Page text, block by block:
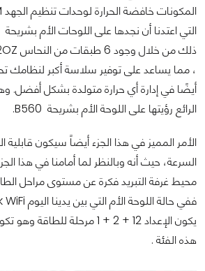
، مما يساعد على توفير سلاسة أكبر لنظامك
أيضًا في إدارة أي حرارة متولدة بشكل أفضل.
الرائع رؤيتها على اللوحة الأم بشريحة B560.
الأمر المميز في هذا الجزء أيضاً سيكون قابلية
السرعة، حيث أنه وبالنظر لما أمامنا في هذا
محيط غرفة التبريد فكرة عن مستوى مراحل
يكون الإعداد 12 + 2 + 1 مرحلة
هذه الفئة .